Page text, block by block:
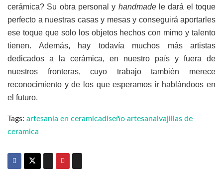
cerámica? Su obra personal y handmadele dará el toque
perfecto a nuestras casas y mesas y conseguirá aportarles
ese toque que solo los objetos hechos con mimo y talento
tienen. Además, hay todavía muchos más artistas
dedicados a la cerámica, en nuestro país y fuera de
nuestros fronteras, cuyo trabajo también merece
reconocimiento y de los que esperamos ir hablándoos en
el futuro.
Tags: artesania en ceramicadiseño artesanal vajillas de
ceramica